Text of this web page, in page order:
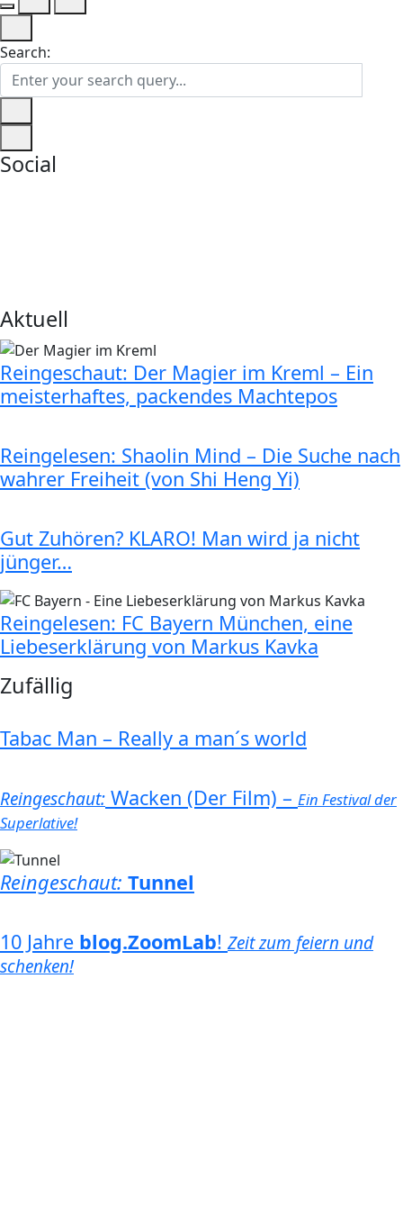
Search:
Social
Aktuell
Reingeschaut: Der Magier im Kreml – Ein
meisterhaftes, packendes Machtepos
Reingelesen: Shaolin Mind – Die Suche nach
wahrer Freiheit (von Shi Heng Yi)
Gut Zuhören? KLARO! Man wird ja nicht
jünger…
Reingelesen: FC Bayern München, eine
Liebeserklärung von Markus Kavka
Zufällig
Tabac Man – Really a man´s world
Reingeschaut: Wacken (Der Film) – Ein Festival der
Superlative!
Reingeschaut: Tunnel
10 Jahre blog.ZoomLab! Zeit zum feiern und
schenken!